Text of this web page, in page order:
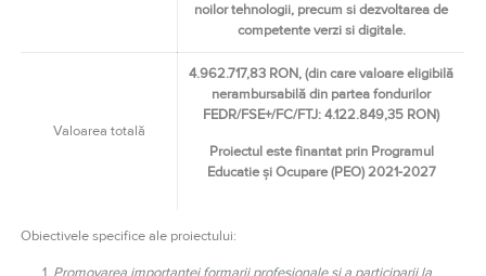
noilor tehnologii, precum si dezvoltarea de
competente verzi si digitale.
Valoarea totală
4.962.717,83 RON, (din care valoare eligibilă
nerambursabilă din partea fondurilor
FEDR/FSE+/FC/FTJ: 4.122.849,35 RON)
Proiectul este finantat prin Programul
Educatie și Ocupare (PEO) 2021-2027
Obiectivele specifice ale proiectului: